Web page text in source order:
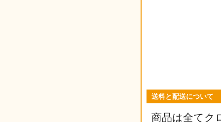
送料と配送について
商品は全てク